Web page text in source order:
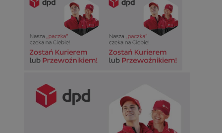
Niezbędne Wydajność Targetowanie
Niezbędne pliki cookie umożliwiają korzystanie z podstawowych
takich jak logowanie użytkownika i zarządzanie kontem. Bez
można prawidłowo korzystać ze strony internetowej.
Nazwa
Provider/
Domena
QeSessID sosnowiecki.pl